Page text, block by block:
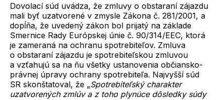
Dovolací súd uvádza, že zmluvy o obstaraní zájazdu
mali byť uzatvorené v zmysle Zákona č. 281/2001, a
dopĺňa, že uvedený zákon bol prijatý na základe
Smernice Rady Európskej únie č. 90/314/EEC, ktorá
je zameraná na ochranu spotrebiteľov. Zmluva
o obstaraní zájazdu je spotrebiteľskou zmluvou
a vzťahujú sa na ňu všetky ustanovenia občiansko-
právnej úpravy ochrany spotrebiteľa. Najvyšší súd
SR skonštatoval, že „Spotrebiteľský charakter
uzatvorených zmlúv a z toho plynúce dôsledky súdy